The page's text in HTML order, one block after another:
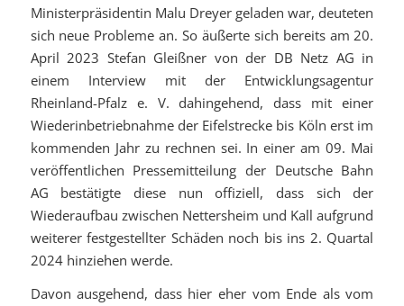
Ministerpräsidentin Malu Dreyer geladen war, deuteten
sich neue Probleme an. So äußerte sich bereits am 20.
April 2023 Stefan Gleißner von der DB Netz AG in
einem Interview mit der Entwicklungsagentur
Rheinland-Pfalz e. V. dahingehend, dass mit einer
Wiederinbetriebnahme der Eifelstrecke bis Köln erst im
kommenden Jahr zu rechnen sei. In einer am 09. Mai
veröffentlichen Pressemitteilung der Deutsche Bahn
AG bestätigte diese nun offiziell, dass sich der
Wiederaufbau zwischen Nettersheim und Kall aufgrund
weiterer festgestellter Schäden noch bis ins 2. Quartal
2024 hinziehen werde.
Davon ausgehend, dass hier eher vom Ende als vom